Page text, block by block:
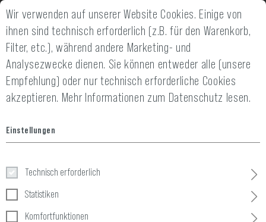
14 TAGE GELD-ZURÜCK-GARANTIE SCHNELLER
5.56 Double Direct Action Mag
Pouch
Wir verwenden auf unserer Website Cookies. Einige von
ihnen sind technisch erforderlich (z.B. für den Warenkorb,
Filter, etc.), während andere Marketing- und
Analysezwecke dienen. Sie können entweder alle (unsere
Empfehlung) oder nur technisch erforderliche Cookies
akzeptieren. Mehr Informationen zum Datenschutz lesen.
Einstellungen
Technisch erforderlich
Statistiken
Komfortfunktionen